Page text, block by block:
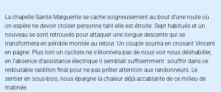
La chapelle Sainte Marguerite se cache soigneusement au bout d’une route où
on espère ne devoir croiser personne tant elle est étroite. Sept habitués et un
nouveau se sont retrouvés pour attaquer une longue descente qui se
transformera en pénible montée au retour. Un couple sourira en croisant Vincent
en pagne. Plus loin un cycliste ne s’étonnera pas de nous voir nous déshabiller,
en l’absence d’assistance électrique il semblait suffisemment souffrir dans ce
redoutable raidillon final pour ne pas prêter attention aux randonneurs. Le
sentier en sous-bois, nous épargne la chaleur déjà accablante de ce milieu de
matinée.